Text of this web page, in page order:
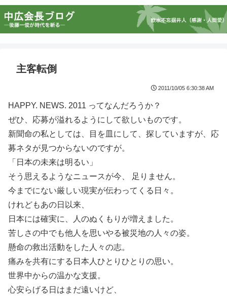
主客転倒
2011/10/05 6:30:38 AM
HAPPY. NEWS. 2011 ってなんだろうか？
ぜひ、応募が溢れるようにして欲しいものです。
新聞命の私としては、目を皿にして、探していますが、応
募ネタが見つからないのですが。
「日本の未来は明るい」
そう思えるようなニュースが今、 足りません。
今までにない厳しい現実が伝わってくる日々。
けれどもあの日以来、
日本には確実に、人のぬくもりが増えました。
苦しさの中でも他人を思いやる被災地の人々の姿。
懸命の救出活動をした人々の志。
痛みを共有にする日本人ひとりひとりの思い。
世界中からの温かな支援。
心安らげる日はまだ遠いけど、